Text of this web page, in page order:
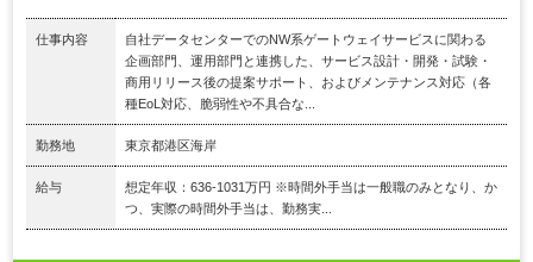
仕事内容
自社データセンターでのNW系ゲートウェイサービスに関わる
企画部門、運用部門と連携した、サービス設計・開発・試験・
商用リリース後の提案サポート、およびメンテナンス対応（各
種EoL対応、脆弱性や不具合な...
勤務地 東京都港区海岸
給与
想定年収：636-1031万円 ※時間外手当は一般職のみとなり、か
つ、実際の時間外手当は、勤務実...